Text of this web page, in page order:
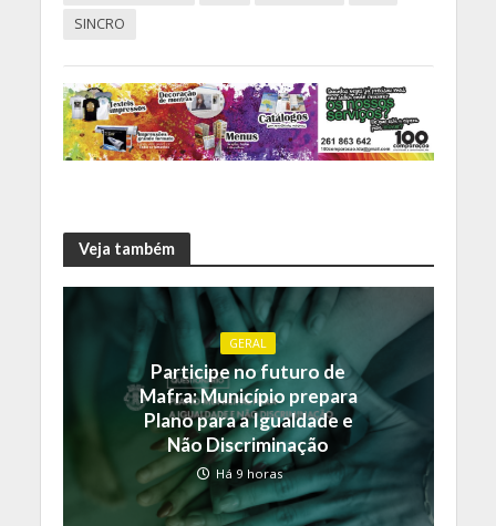
SINCRO
Veja também
GERAL
Participe no futuro de
Mafra: Município prepara
Plano para a Igualdade e
Não Discriminação
Há 9 horas